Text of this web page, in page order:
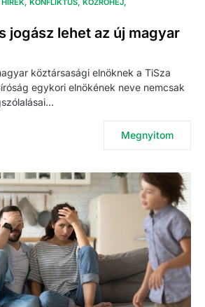
jogász lehet az új magyar
köztársasági elnöknek a TiSza
egykori elnökének neve nemcsak
Megnyitom